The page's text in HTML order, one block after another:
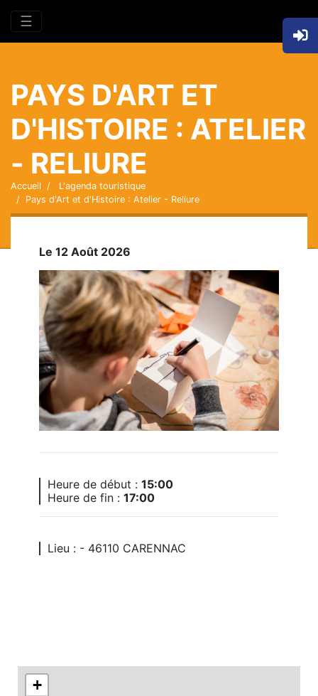
☰
PAYS D'ART ET
D'HISTOIRE : ATELIER
- RELIURE
Accueil
L'agenda touristique
Pays d'Art et d'Histoire : Atelier - Reliure
Le 12 Août 2026
Heure de début : 15:00
Heure de fin : 17:00
Lieu : - 46110 CARENNAC
+